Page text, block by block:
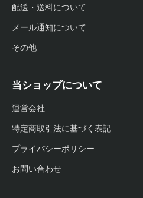
配送・送料について
メール通知について
その他
当ショップについて
運営会社
特定商取引法に基づく表記
プライバシーポリシー
お問い合わせ